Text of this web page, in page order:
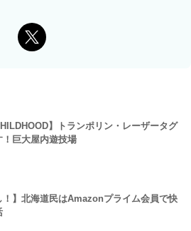
】トランポリン・レーザータグ
！巨大屋内遊技場
！】北海道民はAmazonプライム会員で快